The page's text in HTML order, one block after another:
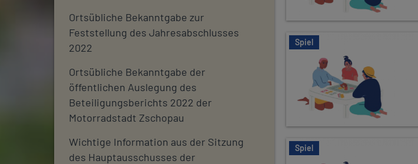
Ortsübliche Bekanntgabe zur
Feststellung des Jahresabschlusses
2022
Ortsübliche Bekanntgabe der
öffentlichen Auslegung des
Beteiligungsberichts 2022 der
Motorradstadt Zschopau
Wichtige Information aus der Sitzung
des Hauptausschusses der
Spiel
Spiel